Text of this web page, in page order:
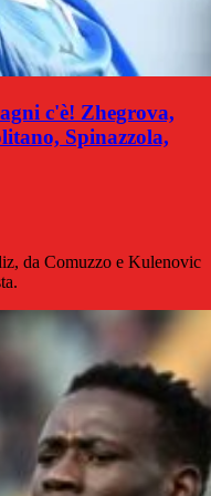
c'è! Zhegrova,
Spinazzola,
da Comuzzo e Kulenovic